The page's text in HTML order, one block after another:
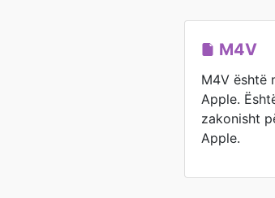
M4V
M4V është
Apple.
zakonisht
Apple.